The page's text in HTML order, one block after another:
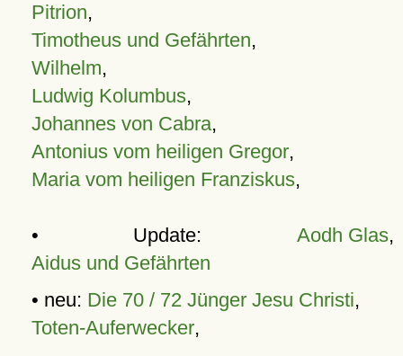
Pitrion,
Timotheus und Gefährten,
Wilhelm,
Ludwig Kolumbus,
Johannes von Cabra,
Antonius vom heiligen Gregor,
Maria vom heiligen Franziskus,
• Update: Aodh Glas,
Aidus und Gefährten
• neu: Die 70 / 72 Jünger Jesu Christi,
Toten-Auferwecker,